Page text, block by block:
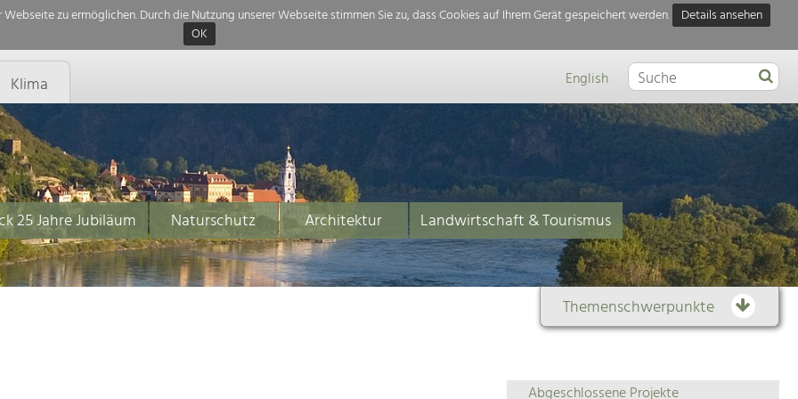
zu ermöglichen. Durch die Nutzung unserer Webseite stimmen Sie zu, dass Cookies auf Ihrem Gerät gespeichert werden.
Details ansehen
OK
Klima English
25 Jahre Jubiläum Naturschutz Architektur Landwirtschaft & Tourismus
Themenschwerpunkte
Themenübersicht
Abgeschlossene Projekte